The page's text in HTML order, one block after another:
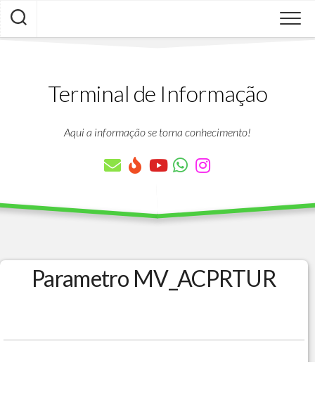
Skip
content
Terminal de Informação
Aqui a informação se torna conhecimento!
Parametro MV_ACPRTUR